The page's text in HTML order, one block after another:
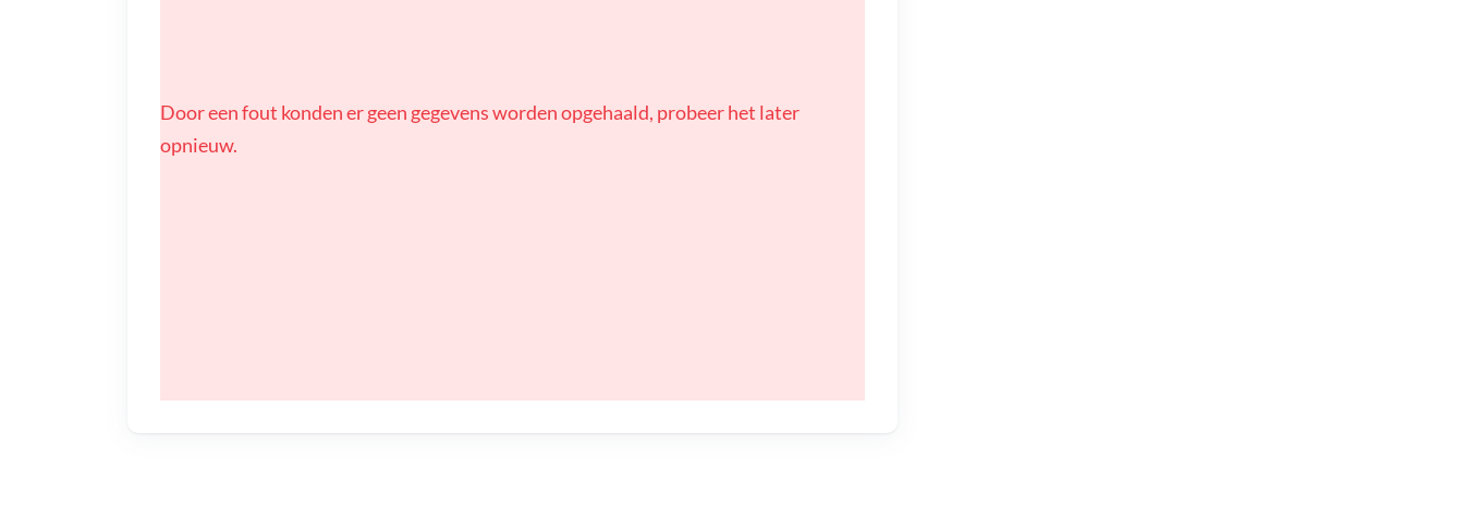
Door een fout konden er geen gegevens worden opgehaald, probeer het later
opnieuw.